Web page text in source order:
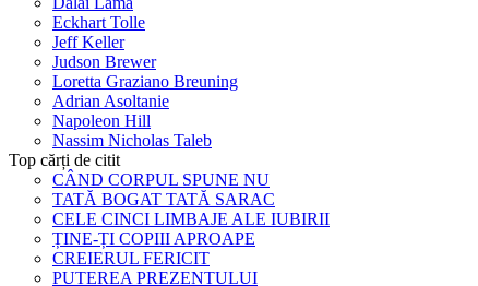
Eckhart Tolle
Jeff Keller
Judson Brewer
Loretta Graziano Breuning
Adrian Asoltanie
Napoleon Hill
Nassim Nicholas Taleb
Top cărți de citit
CÂND CORPUL SPUNE NU
TATĂ BOGAT TATĂ SARAC
CELE CINCI LIMBAJE ALE IUBIRII
ȚINE-ȚI COPIII APROAPE
CREIERUL FERICIT
PUTEREA PREZENTULUI